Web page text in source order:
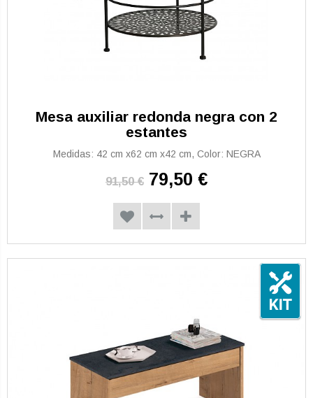
Mesa auxiliar redonda negra con 2
estantes
Medidas: 42 cm x62 cm x42 cm, Color: NEGRA
91,50 € 79,50 €